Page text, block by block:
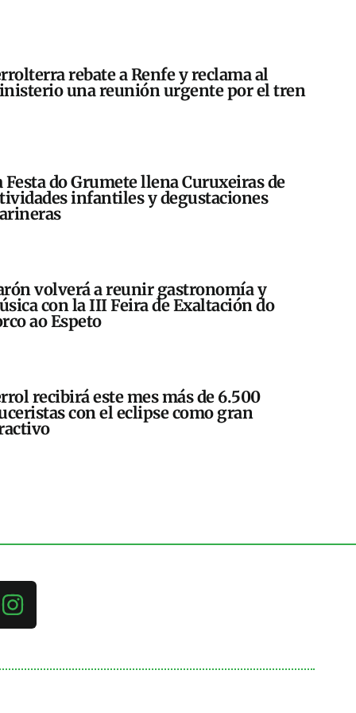
rebate a Renfe y reclama al
una reunión urgente por el tren
Festa do Grumete llena Curuxeiras de
infantiles y degustaciones
volverá a reunir gastronomía y
con la III Feira de Exaltación do
ao Espeto
recibirá este mes más de 6.500
con el eclipse como gran